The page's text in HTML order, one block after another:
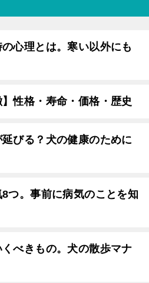
心理とは。寒い以外にも
】性格・寿命・価格・歴史
びる？犬の健康のために
つ。事前に病気のことを知
べきもの。犬の散歩マナ